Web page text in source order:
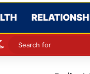
Article
Switch skin